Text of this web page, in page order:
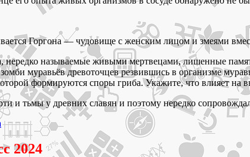
Горгона — чудовище с женским лицом и змеями
нередко называемые живыми мертвецами, лишенные
муравьёв древоточцев резвившись в организме
формируются споры гриба. Укажите, что влияет на
и тьмы у древних славян и поэтому нередко
2024